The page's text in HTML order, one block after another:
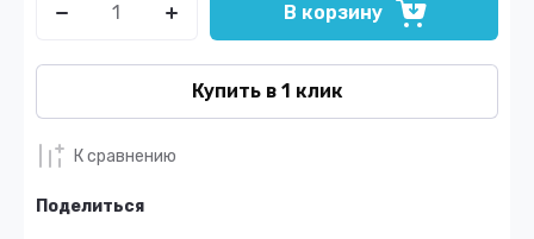
В корзину
Купить в 1 клик
К сравнению
Поделиться